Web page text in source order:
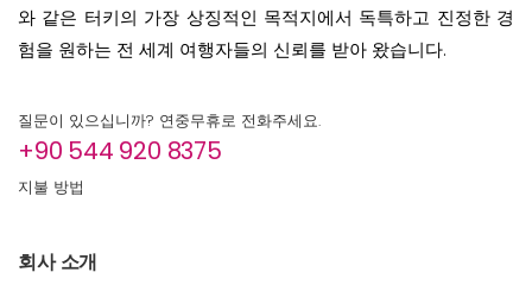
와 같은 터키의 가장 상징적인 목적지에서 독특하고 진정한 경
험을 원하는 전 세계 여행자들의 신뢰를 받아 왔습니다.
질문이 있으십니까? 연중무휴로 전화주세요.
+90 544 920 8375
지불 방법
회사 소개